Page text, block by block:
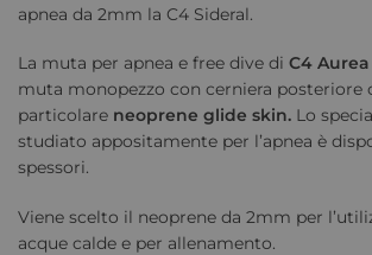
apnea da 2mm la C4 Sideral.
La muta per apnea e free dive di C4
muta monopezzo con cerniera posteriore
particolare neoprene glide skin. Lo
studiato appositamente per l’apnea è
spessori.
Viene scelto il neoprene da 2mm per
acque calde e per allenamento.